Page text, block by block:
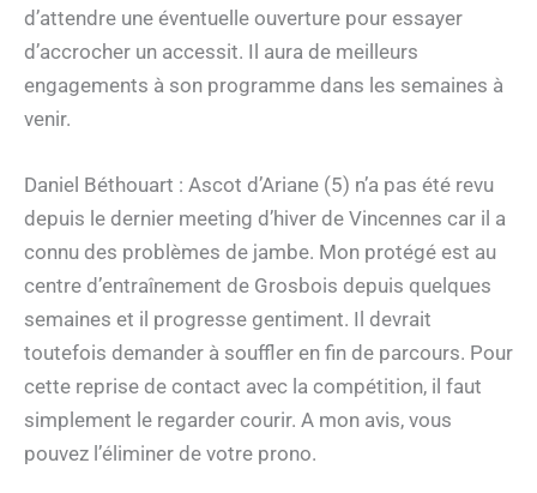
d’attendre une éventuelle ouverture pour essayer
d’accrocher un accessit. Il aura de meilleurs
engagements à son programme dans les semaines à
venir.
Daniel Béthouart : Ascot d’Ariane (5) n’a pas été revu
depuis le dernier meeting d’hiver de Vincennes car il a
connu des problèmes de jambe. Mon protégé est au
centre d’entraînement de Grosbois depuis quelques
semaines et il progresse gentiment. Il devrait
toutefois demander à souffler en fin de parcours. Pour
cette reprise de contact avec la compétition, il faut
simplement le regarder courir. A mon avis, vous
pouvez l’éliminer de votre prono.